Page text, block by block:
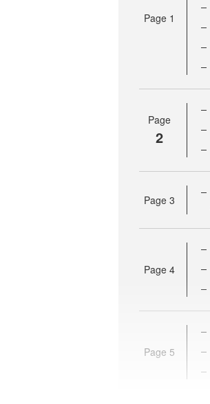
Page 1
Page
2
Page 3
Page 4
Page 5